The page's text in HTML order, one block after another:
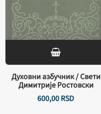
Духовни азбучник / Свети
Димитрије Ростовски
600,00RSD